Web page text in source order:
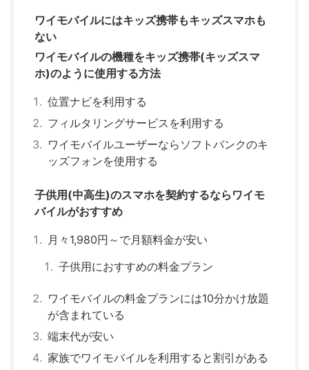
ワイモバイルにはキッズ携帯もキッズスマホも
ない
ワイモバイルの機種をキッズ携帯(キッズスマ
ホ)のように使用する方法
位置ナビを利用する
フィルタリングサービスを利用する
ワイモバイルユーザーならソフトバンクのキ
ッズフォンを使用する
子供用(中高生)のスマホを契約するならワイモ
バイルがおすすめ
月々1,980円～で月額料金が安い
子供用におすすめの料金プラン
ワイモバイルの料金プランには10分かけ放題
が含まれている
端末代が安い
家族でワイモバイルを利用すると割引がある